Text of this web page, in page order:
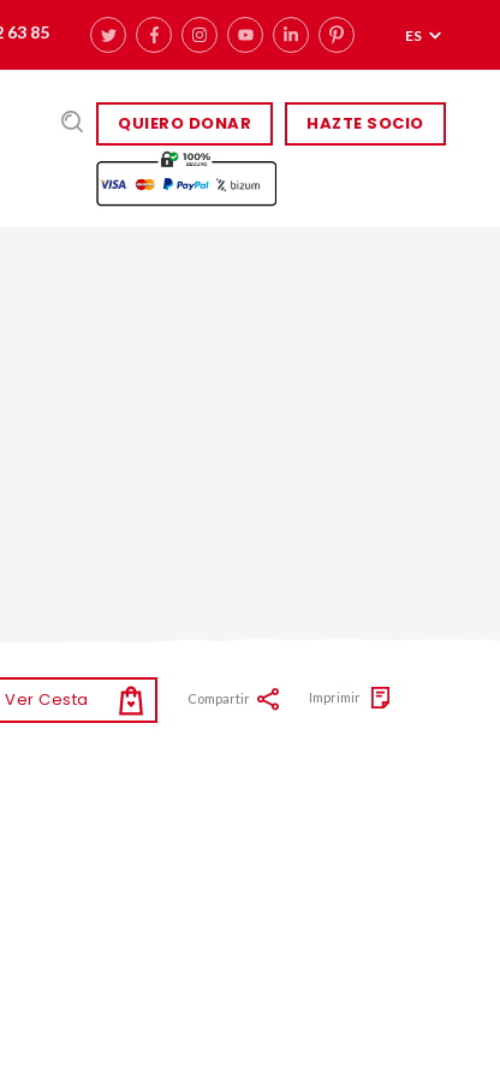
63 85 ES
QUIERO DONAR HAZTE SOCIO
Ver Cesta Compartir Imprimir